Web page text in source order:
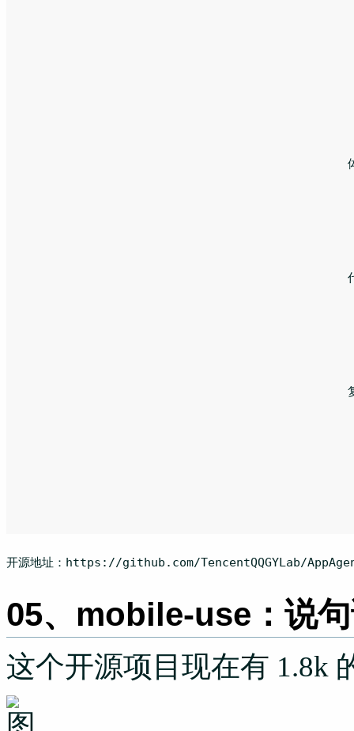
开源地址：https: //github.com/TencentQQGYLab/
05、mobile-use：说
这个开源项目现在有 1.8k